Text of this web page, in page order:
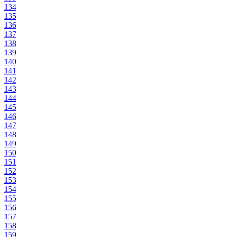
134
135
136
137
138
139
140
141
142
143
144
145
146
147
148
149
150
151
152
153
154
155
156
157
158
159